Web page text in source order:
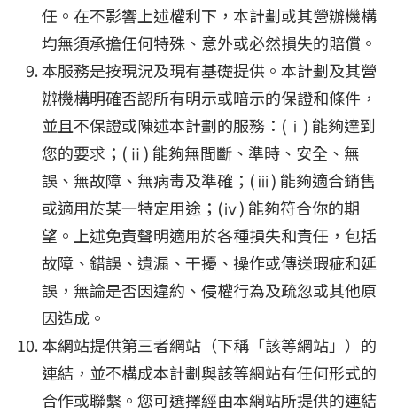
任。在不影響上述權利下，本計劃或其營辦機構
均無須承擔任何特殊、意外或必然損失的賠償。
本服務是按現況及現有基礎提供。本計劃及其營
辦機構明確否認所有明示或暗示的保證和條件，
並且不保證或陳述本計劃的服務：(ⅰ) 能夠達到
您的要求；(ⅱ) 能夠無間斷、準時、安全、無
誤、無故障、無病毒及準確；(ⅲ) 能夠適合銷售
或適用於某一特定用途；(ⅳ) 能夠符合你的期
望。上述免責聲明適用於各種損失和責任，包括
故障、錯誤、遺漏、干擾、操作或傳送瑕疵和延
誤，無論是否因違約、侵權行為及疏忽或其他原
因造成。
本網站提供第三者網站（下稱「該等網站」）的
連結，並不構成本計劃與該等網站有任何形式的
合作或聯繫。您可選擇經由本網站所提供的連結